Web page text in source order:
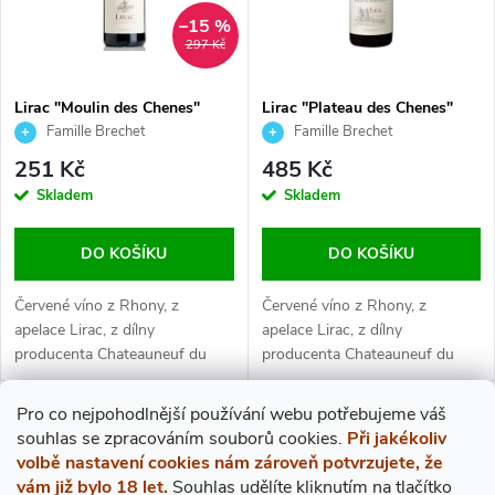
Pro co nejpohodlnější používání webu potřebujeme váš
souhlas se zpracováním souborů cookies. Při jakékoliv
volbě nastavení cookies nám zároveň potvrzujete, že
vám již bylo 18 let. Souhlas udělíte kliknutím na tlačítko
P
R
O
D
U
K
T
S
P
R
D
U
K
T
297 Kč
–15 %
Lirac "Moulin des Chenes"
2023, Famille Brechet, 0,75 l
Famille Brechet
251 Kč
Skladem
DO KOŠÍKU
Červené víno z Rhony, z
apelace Lirac, z dílny
producenta Chateauneuf du
Pape Vaudieu - Famille Brechet.
Lirac "Plateau des Chenes"
2019, Famille Brechet, 0,75 l
Famille Brechet
485 Kč
Skladem
DO KOŠÍKU
Červené víno z Rhony, z
apelace Lirac, z dílny
producenta Chateauneuf du
Pape Vaudieu - Famille Brechet.
O